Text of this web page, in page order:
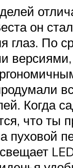
он
глаз. По
версиями,
Когда
что ты
пуховой